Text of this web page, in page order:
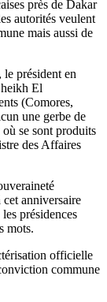
près de Dakar
autorités veulent
mais aussi de
président en
El
(Comores,
une gerbe de
se sont produits
des Affaires
anniversaire
présidences
mots.
officielle
commune